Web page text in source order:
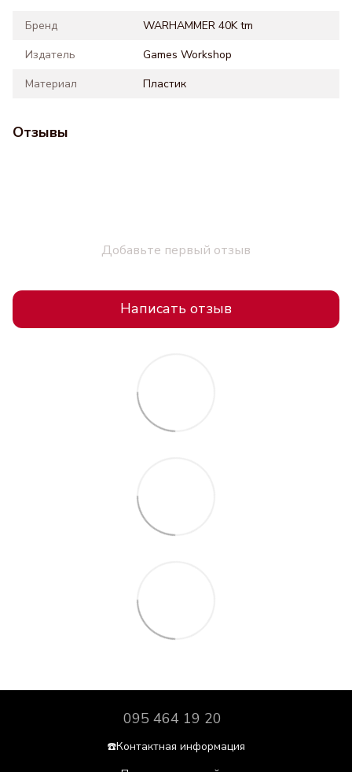
Бренд
WARHAMMER 40K tm
Издатель
Games Workshop
Материал
Пластик
Отзывы
Добавьте первый отзыв
Написать отзыв
095 464 19 20
☎️Контактная информация